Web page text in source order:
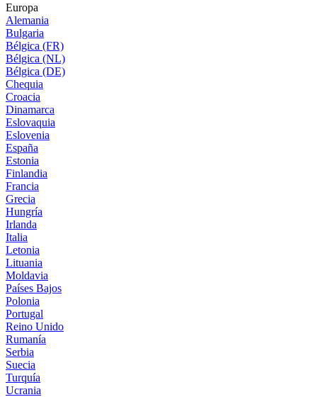
Europa
Alemania
Bulgaria
Bélgica (FR)
Bélgica (NL)
Bélgica (DE)
Chequia
Croacia
Dinamarca
Eslovaquia
Eslovenia
España
Estonia
Finlandia
Francia
Grecia
Hungría
Irlanda
Italia
Letonia
Lituania
Moldavia
Países Bajos
Polonia
Portugal
Reino Unido
Rumanía
Serbia
Suecia
Turquía
Ucrania